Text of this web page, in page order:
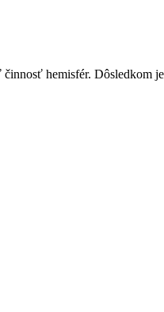
hemisfér. Dôsledkom